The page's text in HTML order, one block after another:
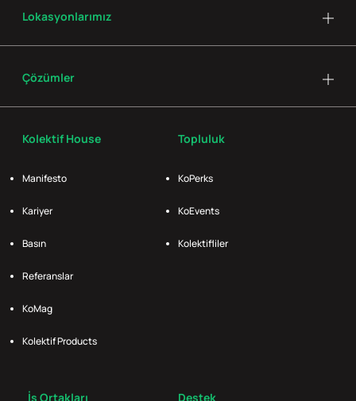
Kolektif House
Manifesto
Kariyer
Basın
Referanslar
KoMag
Kolektif Products
Topluluk
KoPerks
KoEvents
Kolektifliler
İş Ortakları Destek
Lokasyonlarımız
Çözümler